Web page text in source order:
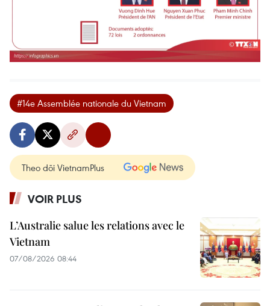
#14e Assemblée nationale du Vietnam
Theo dõi VietnamPlus
VOIR PLUS
L’Australie salue les relations avec le
Vietnam
07/08/2026 08:44